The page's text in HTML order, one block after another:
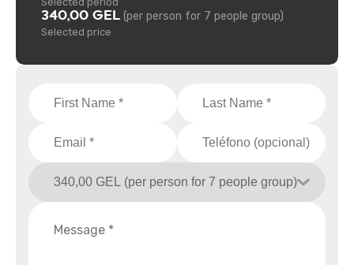
340,00 GEL (per person for 7 people group)
Selected price